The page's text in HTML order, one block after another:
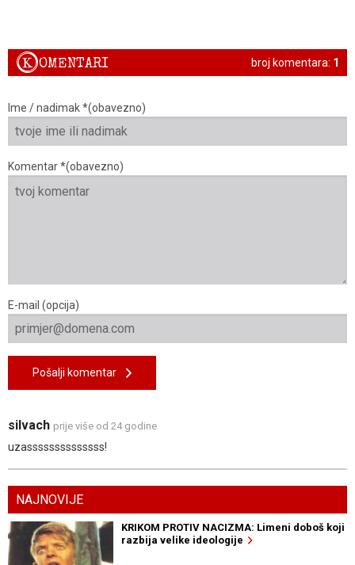
broj komentara: 1
KOMENTARI
Ime / nadimak *(obavezno)
Komentar *(obavezno)
E-mail (opcija)
Pošalji komentar
silvach prije više od 24 godine
uzassssssssssssss!
NAJNOVIJE
KRIKOM PROTIV NACIZMA: Limeni doboš koji
razbija velike ideologije